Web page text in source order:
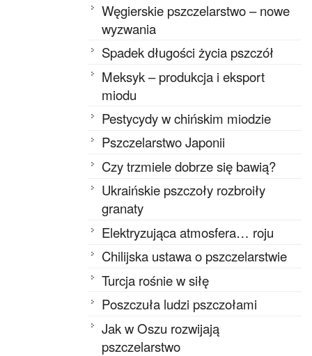
Węgierskie pszczelarstwo – nowe
wyzwania
Spadek długości życia pszczół
Meksyk – produkcja i eksport
miodu
Pestycydy w chińskim miodzie
Pszczelarstwo Japonii
Czy trzmiele dobrze się bawią?
Ukraińskie pszczoły rozbroiły
granaty
Elektryzująca atmosfera… roju
Chilijska ustawa o pszczelarstwie
Turcja rośnie w siłę
Poszczuła ludzi pszczołami
Jak w Oszu rozwijają
pszczelarstwo